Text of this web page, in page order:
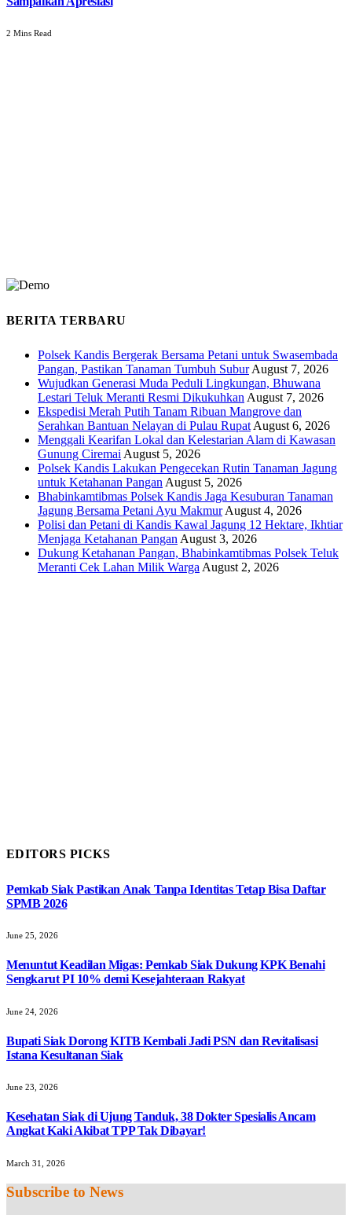
2 Mins Read
BERITA TERBARU
Polsek Kandis Bergerak Bersama Petani untuk Swasembada
Pangan, Pastikan Tanaman Tumbuh Subur August 7, 2026
Wujudkan Generasi Muda Peduli Lingkungan, Bhuwana
Lestari Teluk Meranti Resmi Dikukuhkan August 7, 2026
Ekspedisi Merah Putih Tanam Ribuan Mangrove dan
Serahkan Bantuan Nelayan di Pulau Rupat August 6, 2026
Menggali Kearifan Lokal dan Kelestarian Alam di Kawasan
Gunung Ciremai August 5, 2026
Polsek Kandis Lakukan Pengecekan Rutin Tanaman Jagung
untuk Ketahanan Pangan August 5, 2026
Bhabinkamtibmas Polsek Kandis Jaga Kesuburan Tanaman
Jagung Bersama Petani Ayu Makmur August 4, 2026
Polisi dan Petani di Kandis Kawal Jagung 12 Hektare, Ikhtiar
Menjaga Ketahanan Pangan August 3, 2026
Dukung Ketahanan Pangan, Bhabinkamtibmas Polsek Teluk
Meranti Cek Lahan Milik Warga August 2, 2026
EDITORS PICKS
Pemkab Siak Pastikan Anak Tanpa Identitas Tetap Bisa Daftar
SPMB 2026
June 25, 2026
Menuntut Keadilan Migas: Pemkab Siak Dukung KPK Benahi
Sengkarut PI 10% demi Kesejahteraan Rakyat
June 24, 2026
Bupati Siak Dorong KITB Kembali Jadi PSN dan Revitalisasi
Istana Kesultanan Siak
June 23, 2026
Kesehatan Siak di Ujung Tanduk, 38 Dokter Spesialis Ancam
Angkat Kaki Akibat TPP Tak Dibayar!
March 31, 2026
Subscribe to News